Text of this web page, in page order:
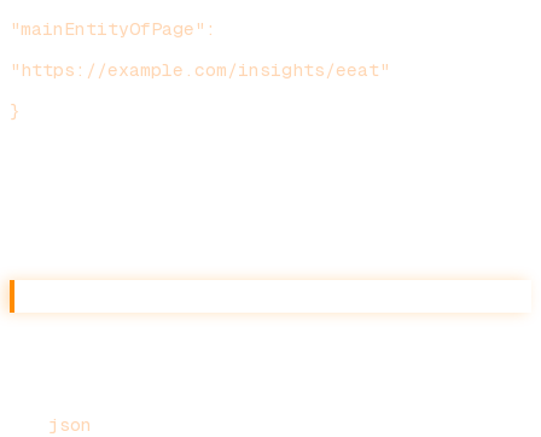
"mainEntityOfPage":
"https://example.com/insights/eeat"
}
json